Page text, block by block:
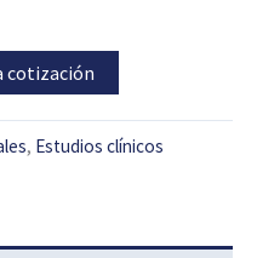
cotización
, Estudios clínicos